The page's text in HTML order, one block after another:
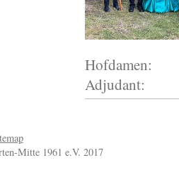
Hofdamen:
Adjudant:
Mitte 1961 e.V. 2017